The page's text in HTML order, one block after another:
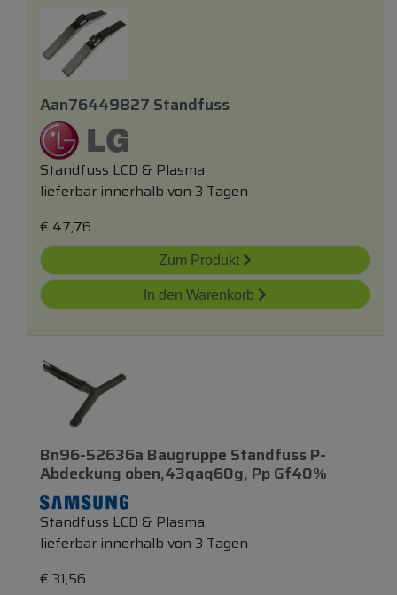
Aan76449827 Standfuss
Standfuss LCD & Plasma
lieferbar innerhalb von 3 Tagen
€ 47,76
Zum Produkt
In den Warenkorb
Bn96-52636a Baugruppe Standfuss P-
Abdeckung oben,43qaq60g, Pp Gf40%
Standfuss LCD & Plasma
lieferbar innerhalb von 3 Tagen
€ 31,56